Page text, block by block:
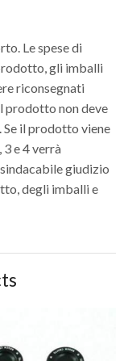
Le spese di
gli imballi
riconsegnati
prodotto non deve
il prodotto viene
e 4 verrà
giudizio
degli imballi e